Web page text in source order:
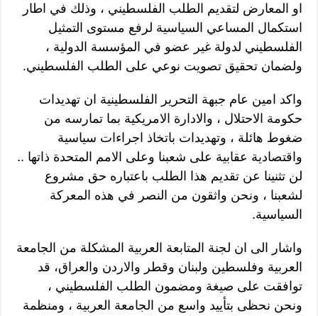
او المعارض لتقديم الطلب الفلسطيني ، وذلك في اطار
استكمال المساعي السياسية لرفع مستوى التمثيل
الفلسطيني لدولة غير عضو في المؤسسة الدولية ،
ولضمان تحقيق تصويت نوعي على الطلب الفلسطيني.
واكد امين عام جبهة التحرير الفلسطينية ان تهديدات
حكومة الاحتلال ، والادارة الامريكية بما تمارسه من
ضغوط هائلة ، وتهديدات باتخاذ اجراءات سياسية
واقتصادية عقابية على شعبنا وعلى الامم المتحدة ذاتها ..
لن تثنينا عن تقديم هذا الطلب باعتباره حق مشروع
لشعبنا ، ونحن واثقون من النصر في هذه المعركة
السياسية.
واشار الى ان لجنة المتابعة العربية المشكلة من الجامعة
العربية وفلسطين ولبنان وقطر والاردن والعراق، قد
توافقت على صيغة ومضمون الطلب الفلسطيني ،
ونحن نحظى بتأييد واسع من الجامعة العربية ، ومنظمة